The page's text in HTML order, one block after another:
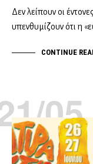
Δεν λείπουν οι
υπενθυμίζουν ότι η
CONTINUE
05